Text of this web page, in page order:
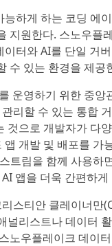
하게 하는 코딩 에
지원한다. 스노우
터와 AI를 단일 거
수 있는 환경을 제공
운영하기 위한 중
리할 수 있는 통합
것으로 개발자가 다
개발 및 배포를
트림을 함께 사용
앱을 더욱 간편하
스티안 클레이너
널리스트나 데이터
노우플레이크 데